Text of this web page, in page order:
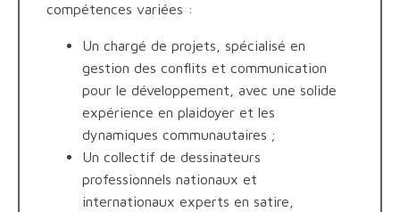
compétences variées :
Un chargé de projets, spécialisé en
gestion des conflits et communication
pour le développement, avec une solide
expérience en plaidoyer et les
dynamiques communautaires ;
Un collectif de dessinateurs
professionnels nationaux et
internationaux experts en satire,